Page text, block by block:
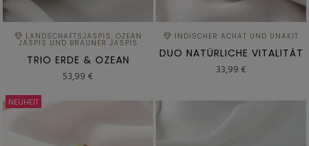
LANDSCHAFTSJASPIS, OZEAN
JASPIS UND BRAUNER JASPIS
TRIO ERDE & OZEAN
53,99 €
INDISCHER ACHAT UND UNAKIT
DUO NATÜRLICHE VITALITÄT
33,99 €
NEUHEIT